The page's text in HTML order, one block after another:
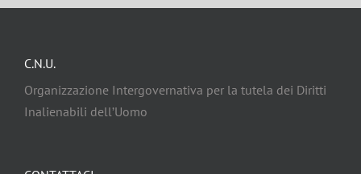
C.N.U.
Organizzazione Intergovernativa per la tutela dei Diritti
Inalienabili dell’Uomo